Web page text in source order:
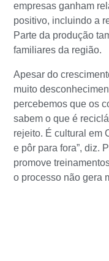
empresas ganham
positivo, incluindo a
Parte da produção
familiares da região.
Apesar do
muito
percebemos que os
sabem o que é
rejeito. É cultural em
e pôr para fora”, diz.
promove
o processo não gera